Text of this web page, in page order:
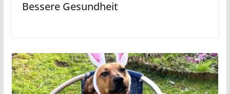
Bessere Gesundheit